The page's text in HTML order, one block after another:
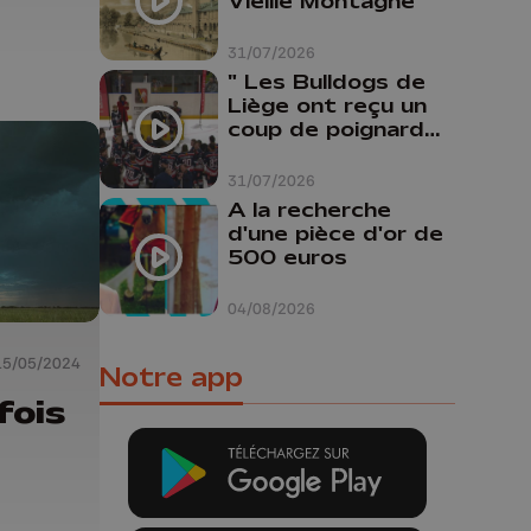
05/2024
31/07/2026
31/07/2026
" Les Bulldogs de
Liège ont reçu un
coup de poignard
04/08/2026
A la recherche
d'une pièce d'or de
500 euros
Notre app